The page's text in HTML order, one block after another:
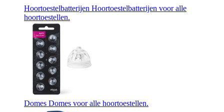
Hoortoestelbatterijen Hoortoestelbatterijen voor alle
hoortoestellen.
Domes Domes voor alle hoortoestellen.